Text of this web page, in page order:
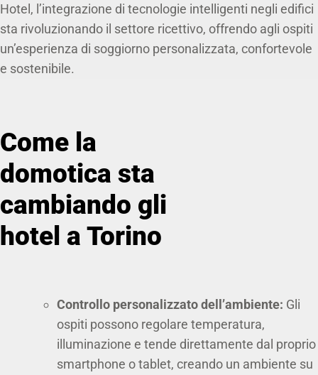
Hotel, l’integrazione di tecnologie intelligenti negli edifici
sta rivoluzionando il settore ricettivo, offrendo agli ospiti
un’esperienza di soggiorno personalizzata, confortevole
e sostenibile.
Come la
domotica sta
cambiando gli
hotel a Torino
Controllo personalizzato dell’ambiente: Gli
ospiti possono regolare temperatura,
illuminazione e tende direttamente dal proprio
smartphone o tablet, creando un ambiente su